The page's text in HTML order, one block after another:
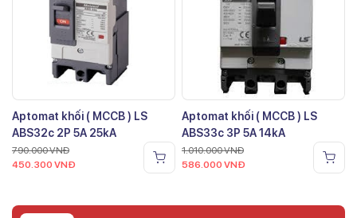
Aptomat khối ( MCCB ) LS
ABS32c 2P 5A 25kA
790.000VNĐ
450.300 VNĐ
Aptomat khối ( MCCB ) LS
ABS33c 3P 5A 14kA
1.010.000VNĐ
586.000 VNĐ